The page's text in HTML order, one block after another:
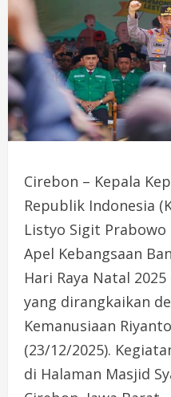
Cirebon – Kepala
Republik Indonesia
Listyo Sigit
Apel Kebangsaan
Hari Raya Natal
yang dirangkaikan
Kemanusiaan
(23/12/2025).
di Halaman Masjid